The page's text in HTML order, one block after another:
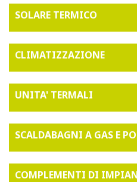
SOLARE TERMICO
CLIMATIZZAZIONE
UNITA' TERMALI
SCALDABAGNI A GAS E
COMPLEMENTI DI